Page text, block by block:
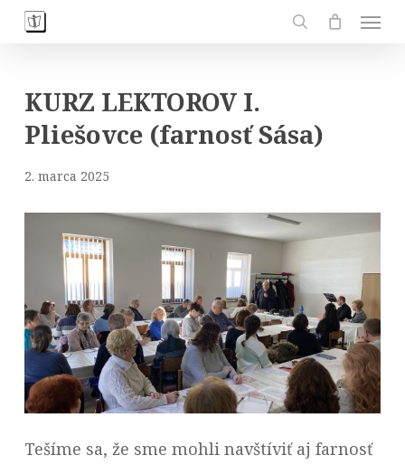
Skip
KURZ LEKTOROV I.
Pliešovce (farnosť Sása)
2. marca 2025
Tešíme sa, že sme mohli navštíviť aj farnosť